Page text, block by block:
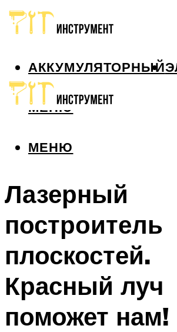
АККУМУЛЯТОРНЫЙ
МЕНЮ
МЕНЮ
Лазерный
построитель
плоскостей.
Красный луч
поможет нам!